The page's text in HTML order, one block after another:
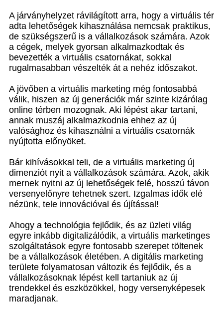
A járványhelyzet rávilágított arra, hogy a virtuális tér
adta lehetőségek kihasználása nemcsak praktikus,
de szükségszerű is a vállalkozások számára. Azok
a cégek, melyek gyorsan alkalmazkodtak és
bevezették a virtuális csatornákat, sokkal
rugalmasabban vészelték át a nehéz időszakot.
A jövőben a virtuális marketing még fontosabbá
válik, hiszen az új generációk már szinte kizárólag
online térben mozognak. Aki lépést akar tartani,
annak muszáj alkalmazkodnia ehhez az új
valósághoz és kihasználni a virtuális csatornák
nyújtotta előnyöket.
Bár kihívásokkal teli, de a virtuális marketing új
dimenziót nyit a vállalkozások számára. Azok, akik
mernek nyitni az új lehetőségek felé, hosszú távon
versenyelőnyre tehetnek szert. Izgalmas idők elé
nézünk, tele innovációval és újítással!
Ahogy a technológia fejlődik, és az üzleti világ
egyre inkább digitalizálódik, a virtuális marketinges
szolgáltatások egyre fontosabb szerepet töltenek
be a vállalkozások életében. A digitális marketing
területe folyamatosan változik és fejlődik, és a
vállalkozásoknak lépést kell tartaniuk az új
trendekkel és eszközökkel, hogy versenyképesek
maradjanak.